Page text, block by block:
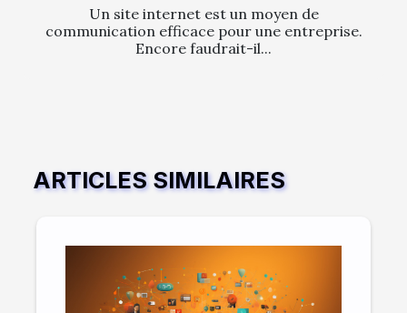
Un site internet est un moyen de
communication efficace pour une entreprise.
Encore faudrait-il...
ARTICLES SIMILAIRES